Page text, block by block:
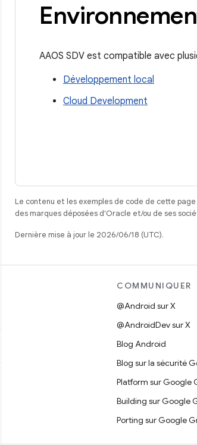
AAOS SDV est compatible avec
Développement local
Cloud Development
Le contenu et les exemples de code de cette
des marques déposées d'Oracle et/ou de ses
Dernière mise à jour le 2026/06/18 (UTC).
COMMUNIQUER
@Android sur X
@AndroidDev sur X
Blog Android
Blog sur la sécurité
Platform sur Google
Building sur Google
Porting sur Google